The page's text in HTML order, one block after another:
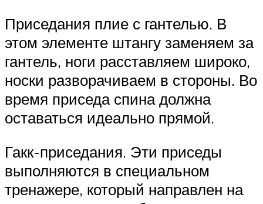
Приседания плие с гантелью. В
этом элементе штангу заменяем за
гантель, ноги расставляем широко,
носки разворачиваем в стороны. Во
время приседа спина должна
оставаться идеально прямой.
Гакк-приседания. Эти приседы
выполняются в специальном
тренажере, который направлен на